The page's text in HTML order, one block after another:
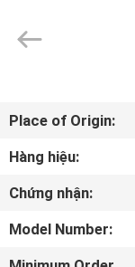
CHỦ
CÁC
SẢN
FLUID
AUTOMATIC
Place of Origin:
Hàng hiệu:
Chứng nhận:
Model Number: